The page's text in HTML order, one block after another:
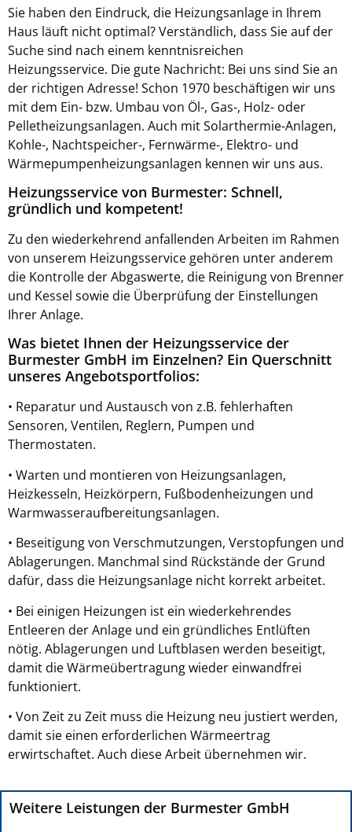
Sie haben den Eindruck, die Heizungsanlage in Ihrem
Haus läuft nicht optimal? Verständlich, dass Sie auf der
Suche sind nach einem kenntnisreichen
Heizungsservice. Die gute Nachricht: Bei uns sind Sie an
der richtigen Adresse! Schon 1970 beschäftigen wir uns
mit dem Ein- bzw. Umbau von Öl-, Gas-, Holz- oder
Pelletheizungsanlagen. Auch mit Solarthermie-Anlagen,
Kohle-, Nachtspeicher-, Fernwärme-, Elektro- und
Wärmepumpenheizungsanlagen kennen wir uns aus.
Heizungsservice von Burmester: Schnell,
gründlich und kompetent!
Zu den wiederkehrend anfallenden Arbeiten im Rahmen
von unserem Heizungsservice gehören unter anderem
die Kontrolle der Abgaswerte, die Reinigung von Brenner
und Kessel sowie die Überprüfung der Einstellungen
Ihrer Anlage.
Was bietet Ihnen der Heizungsservice der
Burmester GmbH im Einzelnen? Ein Querschnitt
unseres Angebotsportfolios:
• Reparatur und Austausch von z.B. fehlerhaften
Sensoren, Ventilen, Reglern, Pumpen und
Thermostaten.
• Warten und montieren von Heizungsanlagen,
Heizkesseln, Heizkörpern, Fußbodenheizungen und
Warmwasseraufbereitungsanlagen.
• Beseitigung von Verschmutzungen, Verstopfungen und
Ablagerungen. Manchmal sind Rückstände der Grund
dafür, dass die Heizungsanlage nicht korrekt arbeitet.
• Bei einigen Heizungen ist ein wiederkehrendes
Entleeren der Anlage und ein gründliches Entlüften
nötig. Ablagerungen und Luftblasen werden beseitigt,
damit die Wärmeübertragung wieder einwandfrei
funktioniert.
• Von Zeit zu Zeit muss die Heizung neu justiert werden,
damit sie einen erforderlichen Wärmeertrag
erwirtschaftet. Auch diese Arbeit übernehmen wir.
Weitere Leistungen der Burmester GmbH